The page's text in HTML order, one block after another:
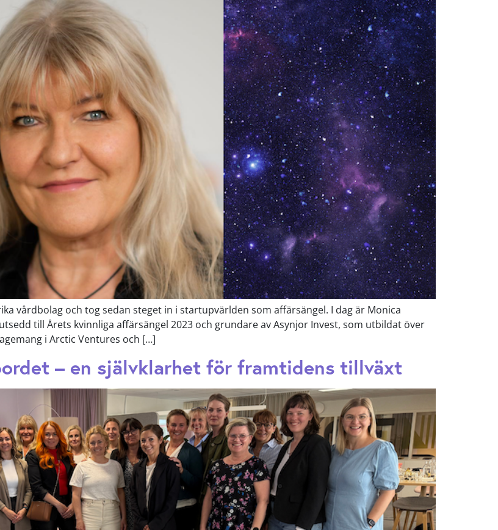
vårdbolag och tog sedan steget in i startupvärlden som affärsängel. I dag är Monica
till Årets kvinnliga affärsängel 2023 och grundare av Asynjor Invest, som utbildat över
i Arctic Ventures och […]
– en självklarhet för framtidens tillväxt